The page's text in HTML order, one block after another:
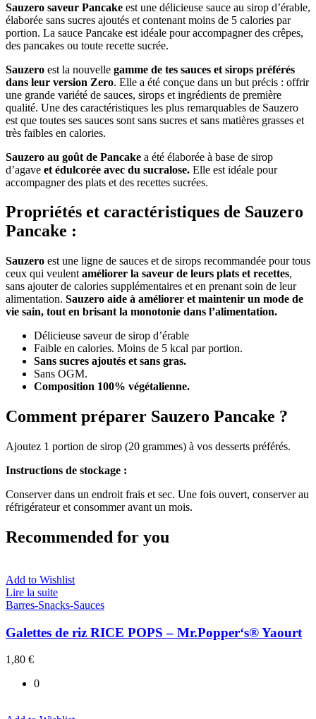
Sauzero saveur Pancake est une délicieuse sauce au sirop d’érable,
élaborée sans sucres ajoutés et contenant moins de 5 calories par
portion. La sauce Pancake est idéale pour accompagner des crêpes,
des pancakes ou toute recette sucrée.
Sauzero est la nouvelle gamme de tes sauces et sirops préférés
dans leur version Zero. Elle a été conçue dans un but précis : offrir
une grande variété de sauces, sirops et ingrédients de première
qualité. Une des caractéristiques les plus remarquables de Sauzero
est que toutes ses sauces sont sans sucres et sans matières grasses et
très faibles en calories.
Sauzero au goût de Pancake a été élaborée à base de sirop
d’agave et édulcorée avec du sucralose. Elle est idéale pour
accompagner des plats et des recettes sucrées.
Propriétés et caractéristiques de Sauzero
Pancake :
Sauzero est une ligne de sauces et de sirops recommandée pour tous
ceux qui veulent améliorer la saveur de leurs plats et recettes,
sans ajouter de calories supplémentaires et en prenant soin de leur
alimentation. Sauzero aide à améliorer et maintenir un mode de
vie sain, tout en brisant la monotonie dans l’alimentation.
Délicieuse saveur de sirop d’érable
Faible en calories. Moins de 5 kcal par portion.
Sans sucres ajoutés et sans gras.
Sans OGM.
Composition 100% végétalienne.
Comment préparer Sauzero Pancake ?
Ajoutez 1 portion de sirop (20 grammes) à vos desserts préférés.
Instructions de stockage :
Conserver dans un endroit frais et sec. Une fois ouvert, conserver au
réfrigérateur et consommer avant un mois.
Recommended for you
Add to Wishlist
Lire la suite
Barres-Snacks-Sauces
Galettes de riz RICE POPS – Mr.Popper‘s® Yaourt
1,80 €
0